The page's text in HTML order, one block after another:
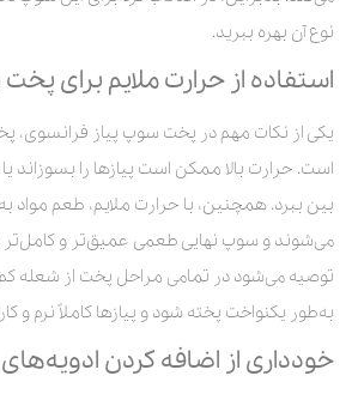
نوع آن بهره ببرید.
استفاده از حرارت ملایم برای
یکی از نکات مهم در پخت سوپ پیاز فرانسوی،
است. حرارت بالا ممکن است پیازها را بسوزاند
بین ببرد. همچنین، با حرارت ملایم، طعم مواد
می‌شوند و سوپ نهایی طعمی عمیق‌تر و کامل‌تر
توصیه می‌شود در تمامی مراحل پخت از شعله
به‌طور یکنواخت پخته شود و پیازها کاملاً نرم و
خودداری از اضافه کردن